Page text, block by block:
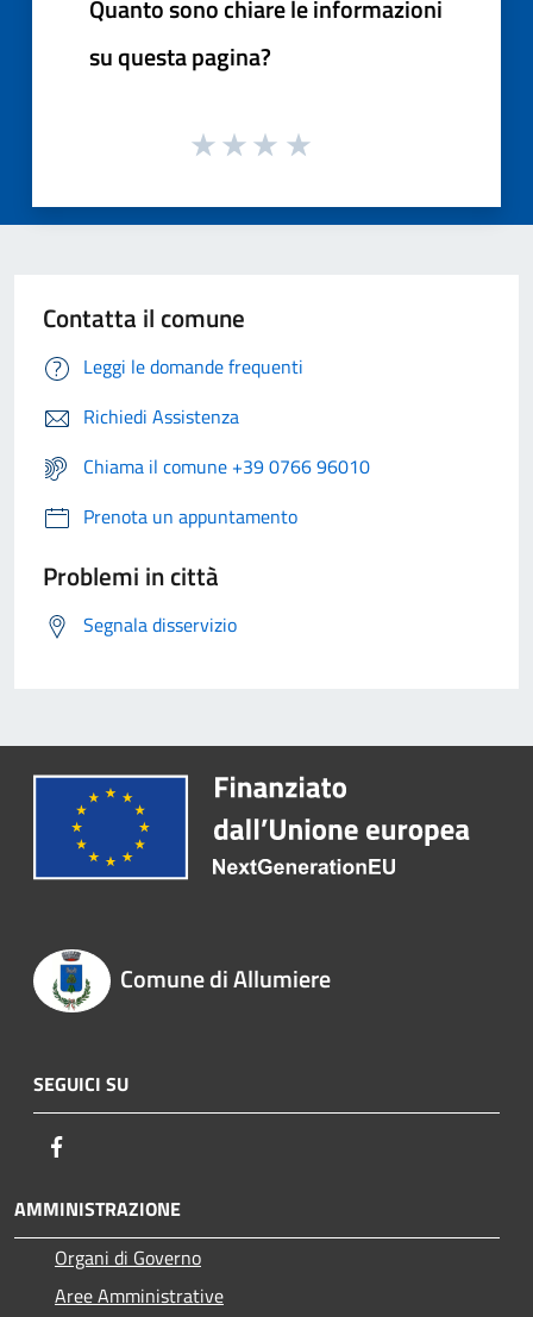
Quanto sono chiare le informazioni
su questa pagina?
Contatta il comune
Leggi le domande frequenti
Richiedi Assistenza
Chiama il comune +39 0766 96010
Prenota un appuntamento
Problemi in città
Segnala disservizio
Comune di Allumiere
SEGUICI SU
AMMINISTRAZIONE
Organi di Governo
Aree Amministrative